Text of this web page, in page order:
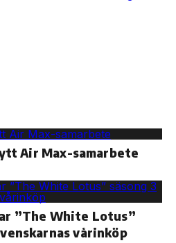
Air Max-samarbete
”The White Lotus”
vårinköp